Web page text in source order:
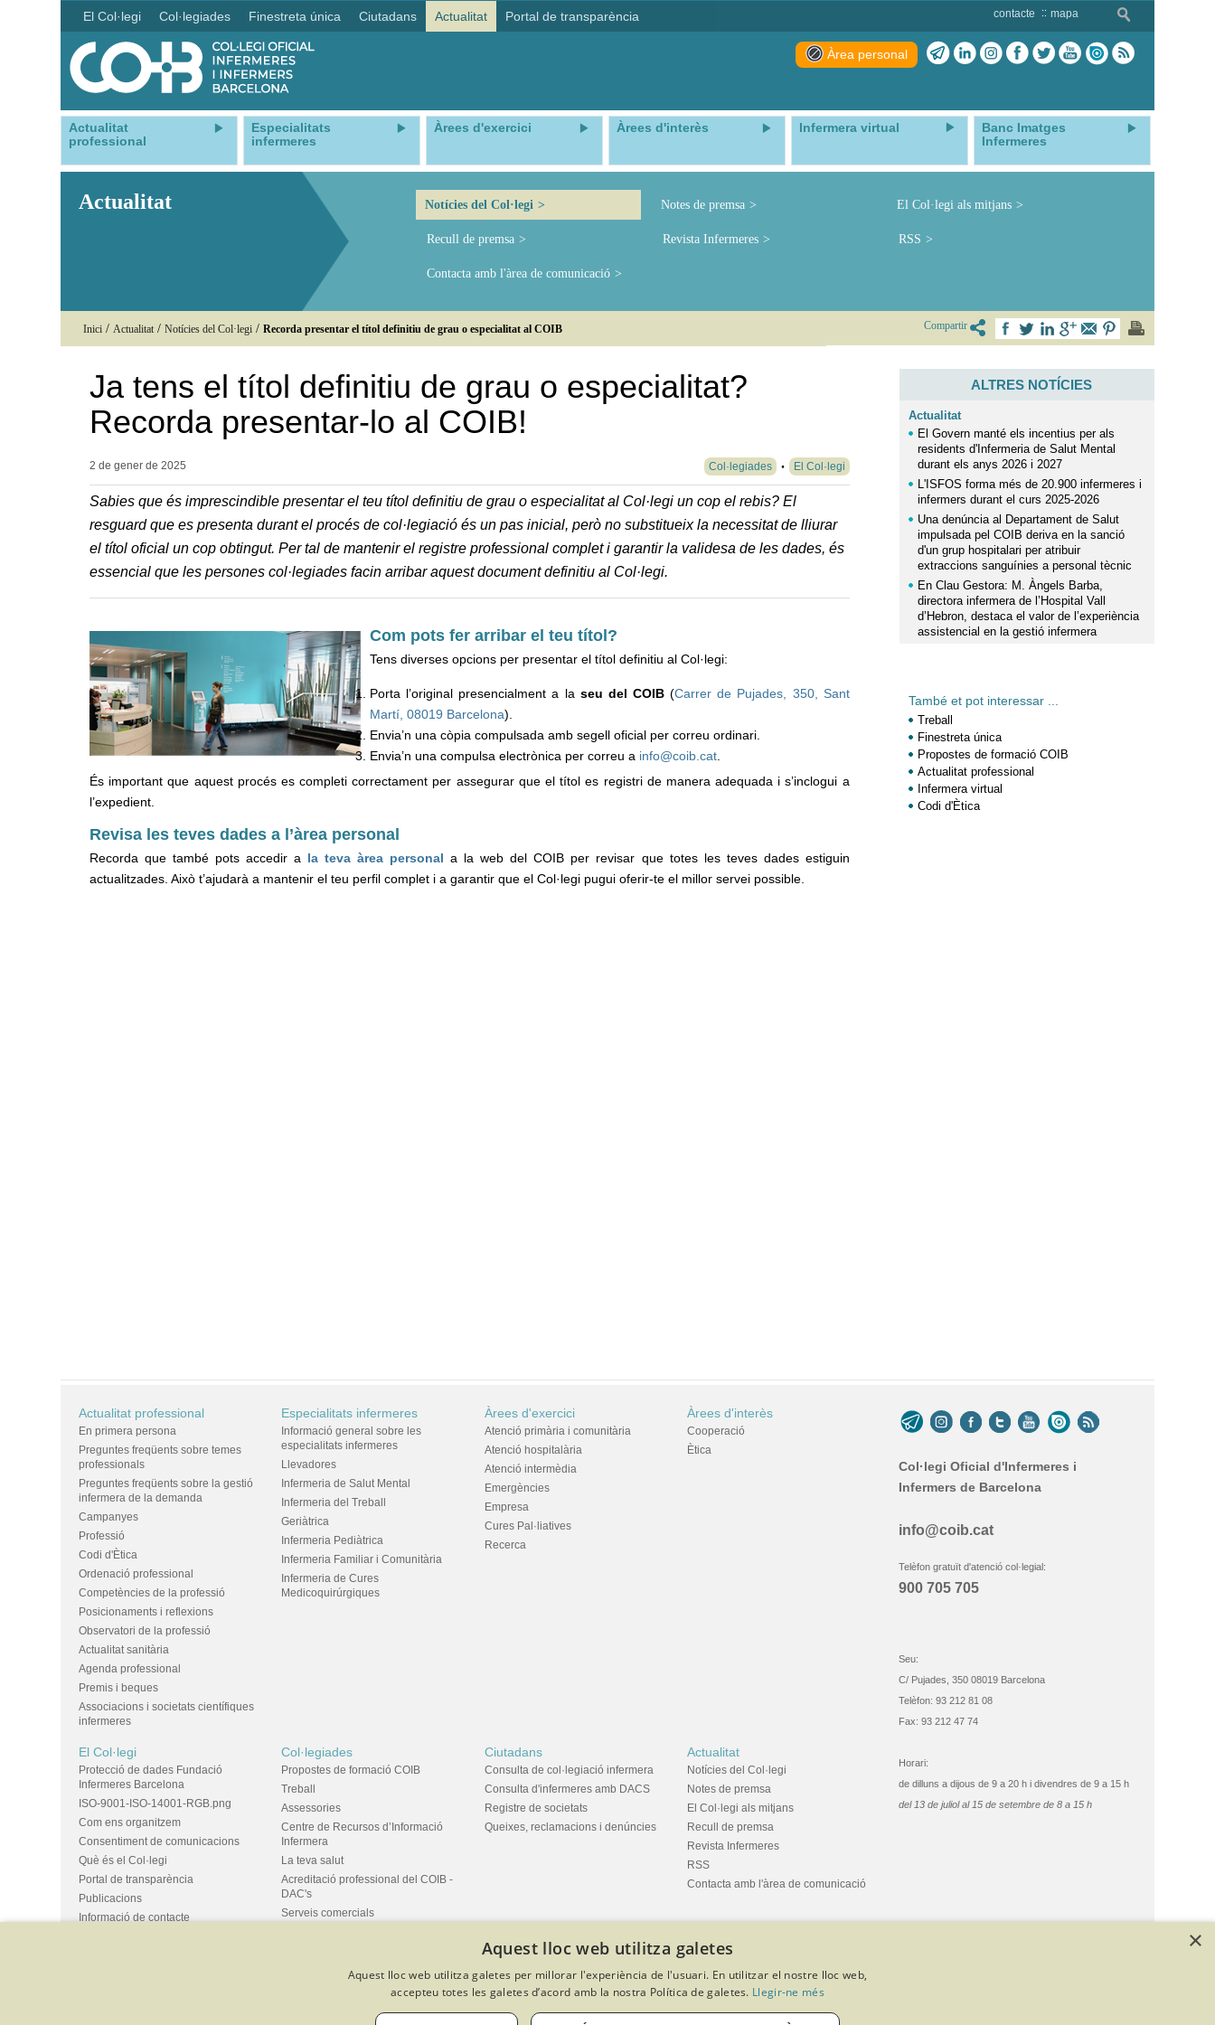
El Col·legi Col·legiades Finestreta única Ciutadans Actualitat Portal de transparència contacte mapa
Àrea personal
Actualitat
professional
Especialitats
infermeres
Àrees d'exercici Àrees d'interès Infermera virtual
Banc Imatges
Infermeres
Actualitat Notícies del Col·legi Notes de premsa El Col·legi als mitjans
Recull de premsa Revista Infermeres RSS
Contacta amb l'àrea de comunicació
Inici / Actualitat / Notícies del Col·legi / Recorda presentar el títol definitiu de grau o especialitat al COIB Compartir
Ja tens el títol definitiu de grau o especialitat?
Recorda presentar-lo al COIB!
2 de gener de 2025 Col·legiades El Col·legi
Sabies que és imprescindible presentar el teu títol definitiu de grau o especialitat al Col·legi un cop el rebis? El
resguard que es presenta durant el procés de col·legiació és un pas inicial, però no substitueix la necessitat de lliurar
el títol oficial un cop obtingut. Per tal de mantenir el registre professional complet i garantir la validesa de les dades, és
essencial que les persones col·legiades facin arribar aquest document definitiu al Col·legi.
Com pots fer arribar el teu títol?
Tens diverses opcions per presentar el títol definitiu al Col·legi:
Porta l’original presencialment a la seu del COIB(Carrer de Pujades, 350, Sant
Martí, 08019 Barcelona).
Envia’n una còpia compulsada amb segell oficial per correu ordinari.
Envia’n una compulsa electrònica per correu a info@coib.cat
És important que aquest procés es completi correctament per assegurar que el títol es registri de manera adequada i s’inclogui a
l’expedient.
Revisa les teves dades a l’àrea personal
Recorda que també pots accedir a la teva àrea personal a la web del COIB per revisar que totes les teves dades estiguin
actualitzades. Això t’ajudarà a mantenir el teu perfil complet i a garantir que el Col·legi pugui oferir-te el millor servei possible.
ALTRES NOTÍCIES
Actualitat
El Govern manté els incentius per als
residents d'Infermeria de Salut Mental
durant els anys 2026 i 2027
L'ISFOS forma més de 20.900 infermeres i
infermers durant el curs 2025-2026
Una denúncia al Departament de Salut
impulsada pel COIB deriva en la sanció
d'un grup hospitalari per atribuir
extraccions sanguínies a personal tècnic
En Clau Gestora: M. Àngels Barba,
directora infermera de l’Hospital Vall
d’Hebron, destaca el valor de l’experiència
assistencial en la gestió infermera
També et pot interessar ...
Treball
Finestreta única
Propostes de formació COIB
Actualitat professional
Infermera virtual
Codi d'Ètica
Actualitat professional
En primera persona
Preguntes freqüents sobre temes
professionals
Preguntes freqüents sobre la gestió
infermera de la demanda
Campanyes
Professió
Codi d'Ètica
Ordenació professional
Competències de la professió
Posicionaments i reflexions
Observatori de la professió
Actualitat sanitària
Agenda professional
Premis i beques
Associacions i societats científiques
infermeres
Especialitats infermeres
Informació general sobre les
especialitats infermeres
Llevadores
Infermeria de Salut Mental
Infermeria del Treball
Geriàtrica
Infermeria Pediàtrica
Infermeria Familiar i Comunitària
Infermeria de Cures
Medicoquirúrgiques
Àrees d'exercici
Atenció primària i comunitària
Atenció hospitalària
Atenció intermèdia
Emergències
Empresa
Cures Pal·liatives
Recerca
Àrees d'interès
Cooperació
Ètica
El Col·legi
Protecció de dades Fundació
Infermeres Barcelona
ISO-9001-ISO-14001-RGB.png
Com ens organitzem
Consentiment de comunicacions
Què és el Col·legi
Portal de transparència
Publicacions
Informació de contacte
Col·legiades
Propostes de formació COIB
Treball
Assessories
Centre de Recursos d’Informació
Infermera
La teva salut
Acreditació professional del COIB -
DAC's
Serveis comercials
Ciutadans
Consulta de col·legiació infermera
Consulta d'infermeres amb DACS
Registre de societats
Queixes, reclamacions i denúncies
Actualitat
Notícies del Col·legi
Notes de premsa
El Col·legi als mitjans
Recull de premsa
Revista Infermeres
RSS
Contacta amb l'àrea de comunicació
Col·legi Oficial d'Infermeres i
Infermers de Barcelona
info@coib.cat
Telèfon gratuït d'atenció col·legial:
900 705 705
Seu:
C/ Pujades, 350 08019 Barcelona
Telèfon: 93 212 81 08
Fax: 93 212 47 74
Horari:
de dilluns a dijous de 9 a 20 h i divendres de 9 a 15 h
del 13 de juliol al 15 de setembre de 8 a 15 h
Criteris de privacitat Política de cookies Avís legal Política de protecció de dades
Desenvolupat amb Softeng Portal Builder
×
Aquest lloc web utilitza galetes
Aquest lloc web utilitza galetes per millorar l'experiència de l'usuari. En utilitzar el nostre lloc web,
accepteu totes les galetes d’acord amb la nostra Política de galetes. Llegir-ne més